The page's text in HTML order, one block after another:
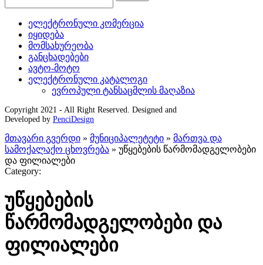
ელექტრონული კომერცია
იყიდება
მომსახურეობა
განცხადებები
ავტო-მოტო
ელექტრონული კატალოგი
ევროპული ტანსაცმლის მაღაზია
Copyright 2021 - All Right Reserved. Designed and
Developed by PenciDesign
მთავარი გვერდი » მუნიციპალეტეტი » მართვა და
სამოქალაქო ცხოვრება » უწყებების წარმომადგელობები
და ფილიალები
Category:
უწყებების
წარმომადგელობები და
ფილიალები